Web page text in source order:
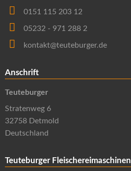
0151 115 203 12
05232 - 971 288 2
kontakt@teuteburger.de
Anschrift
Teuteburger
Stratenweg 6
32758 Detmold
Deutschland
Teuteburger Fleischereimaschinen